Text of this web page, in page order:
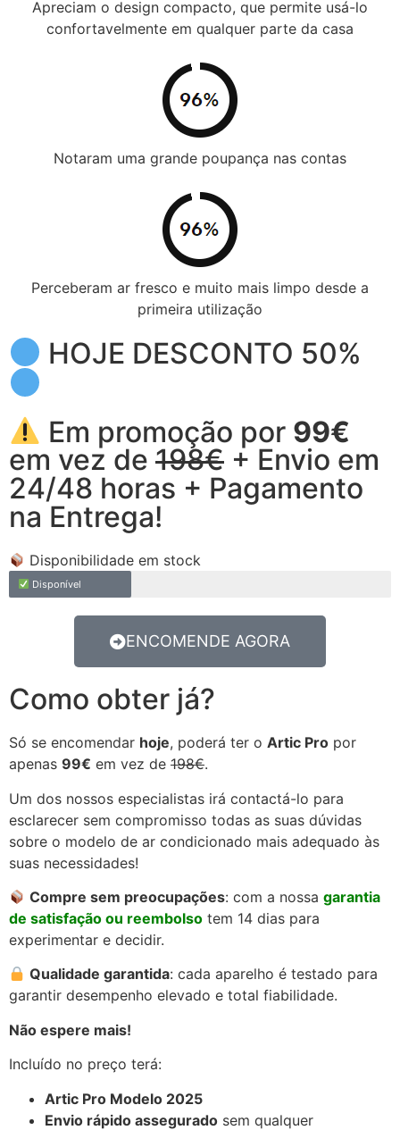
Apreciam o design compacto, que permite usá-lo
confortavelmente em qualquer parte da casa
Notaram uma grande poupança nas contas
Perceberam ar fresco e muito mais limpo desde a
primeira utilização
HOJE DESCONTO 50%
Em promoção por 99€
em vez de 198€ + Envio em
24/48 horas + Pagamento
na Entrega!
Disponibilidade em stock
Disponível
ENCOMENDE AGORA
Como obter já?
Só se encomendar hoje, poderá ter o Artic Pro por
apenas 99€ em vez de 198€.
Um dos nossos especialistas irá contactá-lo para
esclarecer sem compromisso todas as suas dúvidas
sobre o modelo de ar condicionado mais adequado às
suas necessidades!
Compre sem preocupações: com a nossagarantia
de satisfação ou reembolso tem 14 dias para
experimentar e decidir.
Qualidade garantida: cada aparelho é testado para
garantir desempenho elevado e total fiabilidade.
Não espere mais!
Incluído no preço terá:
Artic Pro Modelo 2025
Envio rápido assegurado sem qualquer